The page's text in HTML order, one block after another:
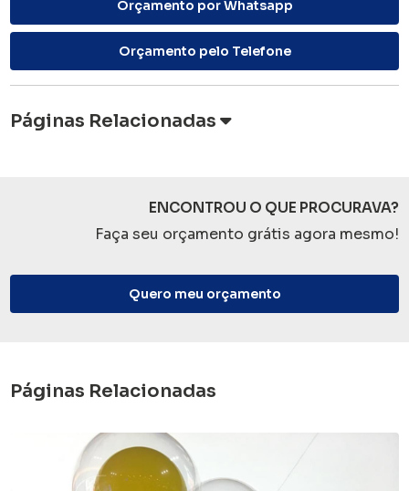
Orçamento por Whatsapp
Orçamento pelo Telefone
Páginas Relacionadas
ENCONTROU O QUE PROCURAVA?
Faça seu orçamento grátis agora mesmo!
Quero meu orçamento
Páginas Relacionadas